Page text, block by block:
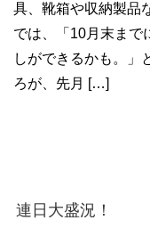
具、靴箱や収納製品
では、「10月末まで
しができるかも。
ろが、先月 […]
連日大盛況！